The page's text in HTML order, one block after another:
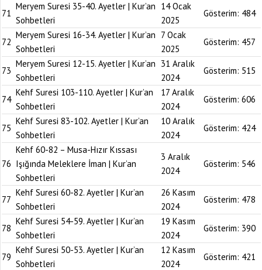
71
Meryem Suresi 35-40. Ayetler | Kur’an
Sohbetleri
14 Ocak
2025
Gösterim: 484
72
Meryem Suresi 16-34. Ayetler | Kur’an
Sohbetleri
7 Ocak
2025
Gösterim: 457
73
Meryem Suresi 12-15. Ayetler | Kur’an
Sohbetleri
31 Aralık
2024
Gösterim: 515
74
Kehf Suresi 103-110. Ayetler | Kur’an
Sohbetleri
17 Aralık
2024
Gösterim: 606
75
Kehf Suresi 83-102. Ayetler | Kur’an
Sohbetleri
10 Aralık
2024
Gösterim: 424
76
Kehf 60-82 – Musa-Hızır Kıssası
Işığında Meleklere İman | Kur’an
Sohbetleri
3 Aralık
2024
Gösterim: 546
77
Kehf Suresi 60-82. Ayetler | Kur’an
Sohbetleri
26 Kasım
2024
Gösterim: 478
78
Kehf Suresi 54-59. Ayetler | Kur’an
Sohbetleri
19 Kasım
2024
Gösterim: 390
79
Kehf Suresi 50-53. Ayetler | Kur’an
Sohbetleri
12 Kasım
2024
Gösterim: 421